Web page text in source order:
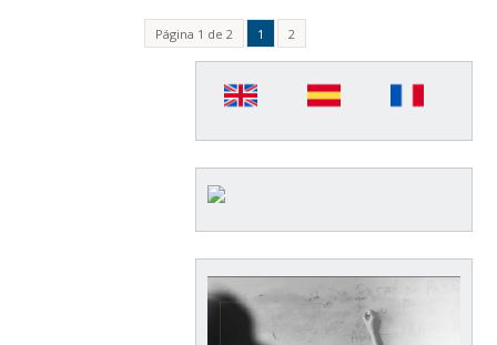
Página 1 de 2 1 2